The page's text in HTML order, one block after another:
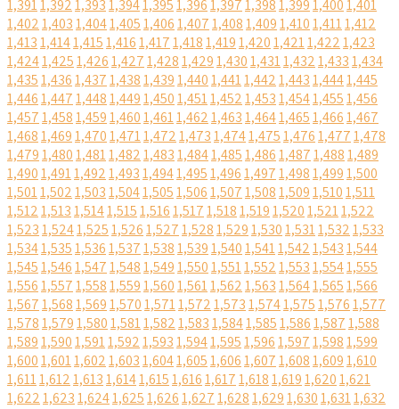
1,3911,3921,3931,3941,3951,3961,3971,3981,3991,4001,401
1,4021,4031,4041,4051,4061,4071,4081,4091,4101,4111,412
1,4131,4141,4151,4161,4171,4181,4191,4201,4211,4221,423
1,4241,4251,4261,4271,4281,4291,4301,4311,4321,4331,434
1,4351,4361,4371,4381,4391,4401,4411,4421,4431,4441,445
1,4461,4471,4481,4491,4501,4511,4521,4531,4541,4551,456
1,4571,4581,4591,4601,4611,4621,4631,4641,4651,4661,467
1,4681,4691,4701,4711,4721,4731,4741,4751,4761,4771,478
1,4791,4801,4811,4821,4831,4841,4851,4861,4871,4881,489
1,4901,4911,4921,4931,4941,4951,4961,4971,4981,4991,500
1,5011,5021,5031,5041,5051,5061,5071,5081,5091,5101,511
1,5121,5131,5141,5151,5161,5171,5181,5191,5201,5211,522
1,5231,5241,5251,5261,5271,5281,5291,5301,5311,5321,533
1,5341,5351,5361,5371,5381,5391,5401,5411,5421,5431,544
1,5451,5461,5471,5481,5491,5501,5511,5521,5531,5541,555
1,5561,5571,5581,5591,5601,5611,5621,5631,5641,5651,566
1,5671,5681,5691,5701,5711,5721,5731,5741,5751,5761,577
1,5781,5791,5801,5811,5821,5831,5841,5851,5861,5871,588
1,5891,5901,5911,5921,5931,5941,5951,5961,5971,5981,599
1,6001,6011,6021,6031,6041,6051,6061,6071,6081,6091,610
1,6111,6121,6131,6141,6151,6161,6171,6181,6191,6201,621
1,6221,6231,6241,6251,6261,6271,6281,6291,6301,6311,632